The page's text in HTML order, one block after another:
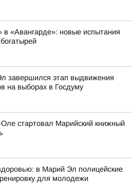
в «Авангарде»: новые испытания
завершился этап выдвижения
на выборах в Госдуму
стартовал Марийский книжный
в Марий Эл полицейские
для молодежи